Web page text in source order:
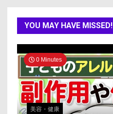
YOU MAY HAVE MISSED!
0 Minutes
美容・健康